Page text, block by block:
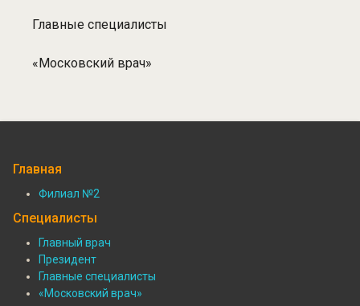
Главные специалисты
«Московский врач»
Главная
Подвал:
Филиалы
Филиал №2
Специалисты
Подвал:
Специалисты
Главный врач
Президент
Главные специалисты
«Московский врач»